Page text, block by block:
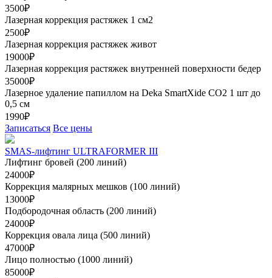
3500₽
Лазерная коррекция растяжек 1 см2
2500₽
Лазерная коррекция растяжек живот
19000₽
Лазерная коррекция растяжек внутренней поверхности бедер
35000₽
Лазерное удаление папиллом на Deka SmartXide CO2 1 шт до
0,5 см
1990₽
Записаться Все цены
SMAS-лифтинг ULTRAFORMER III
Лифтинг бровей (200 линий)
24000₽
Коррекция малярных мешков (100 линий)
13000₽
Подбородочная область (200 линий)
24000₽
Коррекция овала лица (500 линий)
47000₽
Лицо полностью (1000 линий)
85000₽